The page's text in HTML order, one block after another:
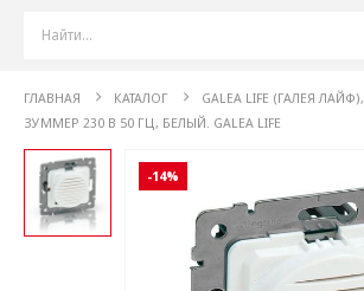
ГЛАВНАЯ КАТАЛОГ GALEA LIFE (ГАЛЕЯ ЛАЙФ),
ЗУММЕР 230 В 50 ГЦ, БЕЛЫЙ. GALEA LIFE
-14%